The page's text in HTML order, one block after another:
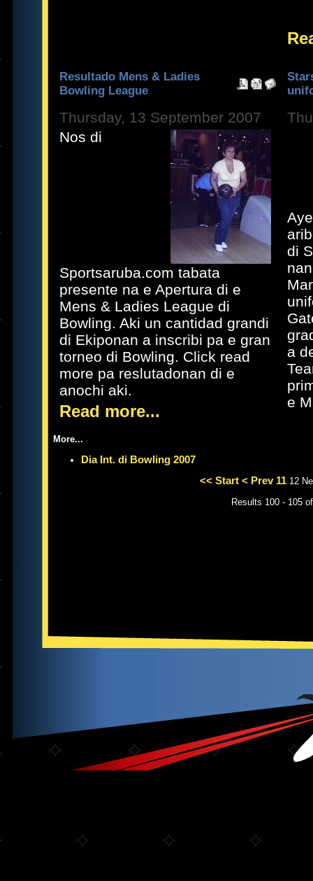
Resultado Mens & Ladies
Bowling League
Thursday, 13 September 2007
Nos di
Sportsaruba.com tabata
presente na e Apertura di e
Mens & Ladies League di
Bowling. Aki un cantidad grandi
di Ekiponan a inscribi pa e gran
torneo di Bowling. Click read
more pa reslutadonan di e
anochi aki.
Read more...
di
a
e
More...
Dia Int. di Bowling 2007
<< Start < Prev 11 12
Results 100 - 105